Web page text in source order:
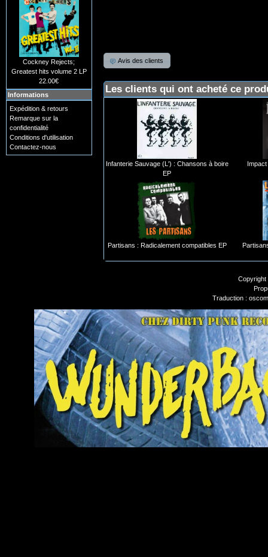
Avis des clients
Les clients qui ont acheté ce
Infanterie Sauvage (L') : Chansons à boire
EP
Partisans : Radicalement compatibles EP
Cockney Rejects;
Greatest hits volume 2 LP
22.00€
Informations
Expédition & retours
Remarque sur la
confidentialité
Conditions d'utilisation
Contactez-nous
Traduction :